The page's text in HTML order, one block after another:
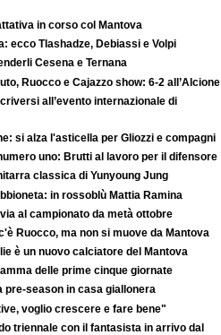
in corso col Mantova
ecco Tlashadze, Debiassi e Volpi
Cesena e Ternana
Ruocco e Cajazzo show: 6-2 all’Alcione
all’evento internazionale di
si alza l'asticella per Gliozzi e compagni
uno: Brutti al lavoro per il difensore
classica di Yunyoung Jung
in rossoblù Mattia Ramina
al campionato da metà ottobre
Ruocco, ma non si muove da Mantova
è un nuovo calciatore del Mantova
delle prime cinque giornate
pre-season in casa giallonera
voglio crescere e fare bene"
triennale con il fantasista in arrivo dal